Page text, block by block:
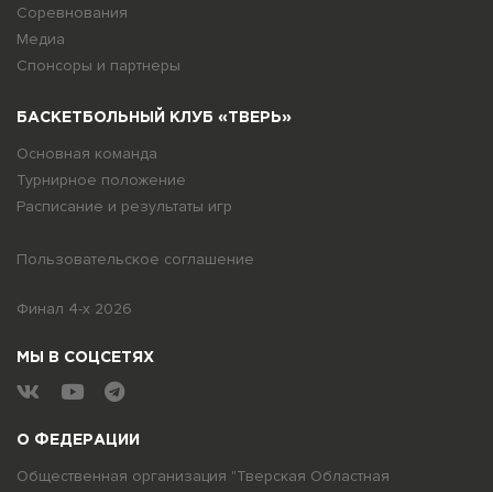
О ФЕДЕРАЦИИ
Общественная организация "Тверская Областная
Соревнования
Медиа
Спонсоры и партнеры
БАСКЕТБОЛЬНЫЙ КЛУБ «ТВЕРЬ»
Основная команда
Турнирное положение
Расписание и результаты игр
Пользовательское соглашение
Финал 4-х 2026
МЫ В СОЦСЕТЯХ